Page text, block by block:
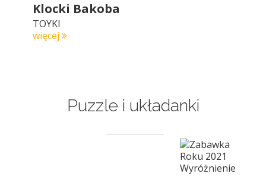
Klocki Bakoba
TOYKI
więcej
Puzzle i układanki